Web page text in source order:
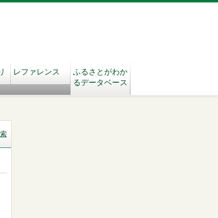
レファレンス
ふるさとがわか
るデータベース